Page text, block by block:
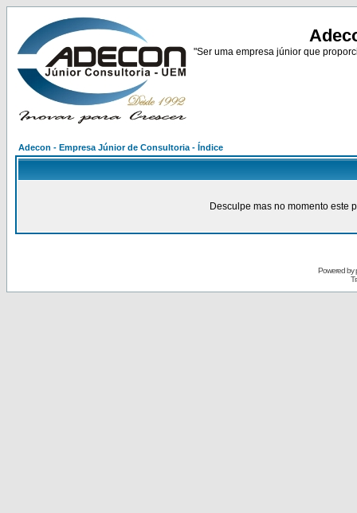
"Ser uma empresa júnior que
Adecon - Empresa Júnior de Consultoria - Índice
Desculpe mas no momento este
Powered by